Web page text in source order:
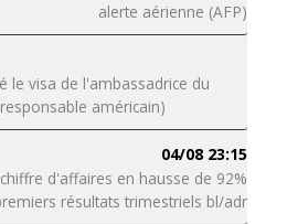
alerte aérienne (AFP)
le visa de l'ambassadrice du
américain)
04/08 23:15
d'affaires en hausse de 92%
résultats trimestriels bl/adr